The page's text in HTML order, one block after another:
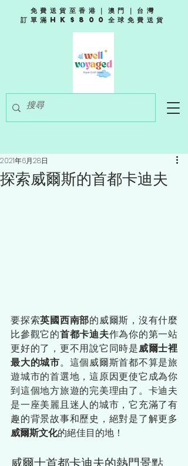
免費送貨至香港｜澳門｜台灣
訂單滿HK$800全球免費送貨
探索威爾斯的首都卡迪夫
2021年6月28日
要探索英國西南部的威爾斯，沒有什麼
比參觀它的首都卡迪夫作為你的第一站
更好的了，更不用說它同時是威爾士裡
最大的城市。這個威爾斯首都不算是旅
遊城市的首選地，這原因更使它成為你
到這個地方旅遊的完美理由了。卡迪夫
是一座美麗且迷人的城市，它充滿了有
趣的背景故事和歷史，絕對是了解更多
威爾斯文化的絕佳目的地！
威爾士首都卡迪夫的熱門景點